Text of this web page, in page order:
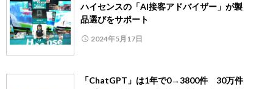
ハイセンスの「AI接客アドバイザー」が製
品選びをサポート
2024年5月17日
「ChatGPT」は1年で0→3800件 30万件